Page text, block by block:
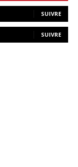
SUIVRE
SUIVRE